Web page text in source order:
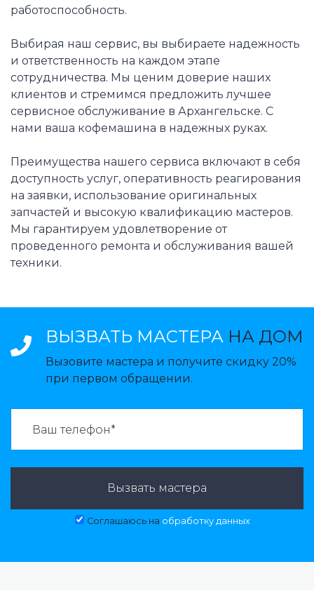
работоспособность.
Выбирая наш сервис, вы выбираете надежность
и ответственность на каждом этапе
сотрудничества. Мы ценим доверие наших
клиентов и стремимся предложить лучшее
сервисное обслуживание в Архангельске. С
нами ваша кофемашина в надежных руках.
Преимущества нашего сервиса включают в себя
доступность услуг, оперативность реагирования
на заявки, использование оригинальных
запчастей и высокую квалификацию мастеров.
Мы гарантируем удовлетворение от
проведенного ремонта и обслуживания вашей
техники.
ВЫЗВАТЬ МАСТЕРА НА ДОМ
Вызовите мастера и получите скидку 20%
при первом обращении.
Вызвать мастера
Соглашаюсь на обработку данных